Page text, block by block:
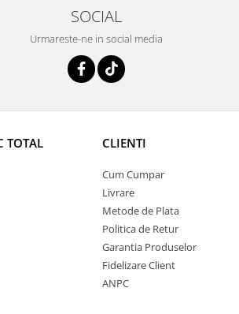
SOCIAL
Urmareste-ne in social media
TOTAL CLIENTI
Cum Cumpar
Livrare
Metode de Plata
Politica de Retur
Garantia Produselor
Fidelizare Client
ANPC